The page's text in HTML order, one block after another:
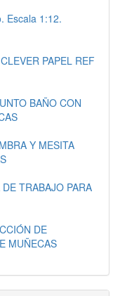
Escala 1:12.
PAPEL REF
BAÑO CON
Y MESITA
TRABAJO PARA
DE
MUÑECAS